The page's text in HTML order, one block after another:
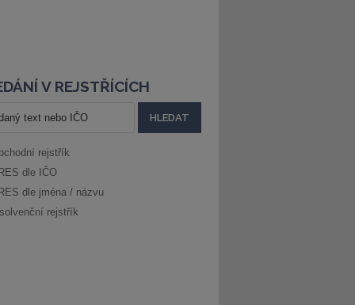
V REJSTŘÍCÍCH
rejstřík
dle IČO
dle jména / názvu
rejstřík